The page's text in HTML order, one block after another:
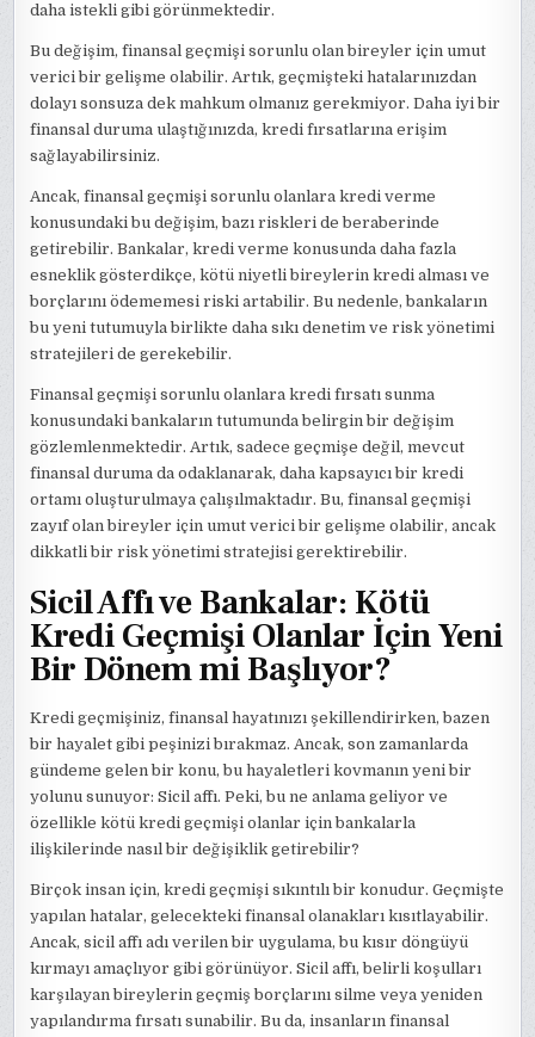
daha istekli gibi görünmektedir.
Bu değişim, finansal geçmişi sorunlu olan bireyler için umut
verici bir gelişme olabilir. Artık, geçmişteki hatalarınızdan
dolayı sonsuza dek mahkum olmanız gerekmiyor. Daha iyi bir
finansal duruma ulaştığınızda, kredi fırsatlarına erişim
sağlayabilirsiniz.
Ancak, finansal geçmişi sorunlu olanlara kredi verme
konusundaki bu değişim, bazı riskleri de beraberinde
getirebilir. Bankalar, kredi verme konusunda daha fazla
esneklik gösterdikçe, kötü niyetli bireylerin kredi alması ve
borçlarını ödememesi riski artabilir. Bu nedenle, bankaların
bu yeni tutumuyla birlikte daha sıkı denetim ve risk yönetimi
stratejileri de gerekebilir.
Finansal geçmişi sorunlu olanlara kredi fırsatı sunma
konusundaki bankaların tutumunda belirgin bir değişim
gözlemlenmektedir. Artık, sadece geçmişe değil, mevcut
finansal duruma da odaklanarak, daha kapsayıcı bir kredi
ortamı oluşturulmaya çalışılmaktadır. Bu, finansal geçmişi
zayıf olan bireyler için umut verici bir gelişme olabilir, ancak
dikkatli bir risk yönetimi stratejisi gerektirebilir.
Sicil Affı ve Bankalar: Kötü
Kredi Geçmişi Olanlar İçin Yeni
Bir Dönem mi Başlıyor?
Kredi geçmişiniz, finansal hayatınızı şekillendirirken, bazen
bir hayalet gibi peşinizi bırakmaz. Ancak, son zamanlarda
gündeme gelen bir konu, bu hayaletleri kovmanın yeni bir
yolunu sunuyor: Sicil affı. Peki, bu ne anlama geliyor ve
özellikle kötü kredi geçmişi olanlar için bankalarla
ilişkilerinde nasıl bir değişiklik getirebilir?
Birçok insan için, kredi geçmişi sıkıntılı bir konudur. Geçmişte
yapılan hatalar, gelecekteki finansal olanakları kısıtlayabilir.
Ancak, sicil affı adı verilen bir uygulama, bu kısır döngüyü
kırmayı amaçlıyor gibi görünüyor. Sicil affı, belirli koşulları
karşılayan bireylerin geçmiş borçlarını silme veya yeniden
yapılandırma fırsatı sunabilir. Bu da, insanların finansal